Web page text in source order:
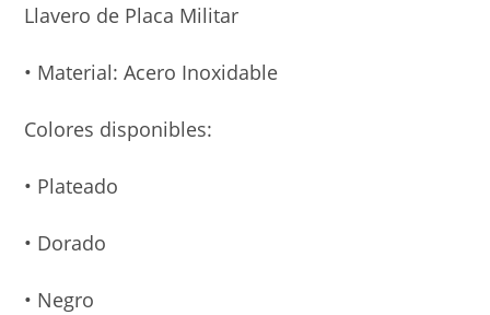
Llavero de Placa Militar
• Material: Acero Inoxidable
Colores disponibles:
• Plateado
• Dorado
• Negro